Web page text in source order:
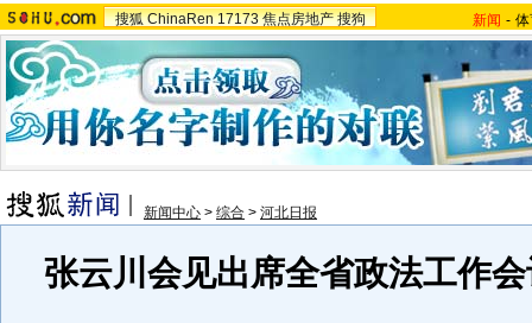
搜狐 ChinaRen 17173 焦点房地产 搜狗 新闻 -
新闻中心 > 综合 > 河北日报
张云川会见出席全省政法工作